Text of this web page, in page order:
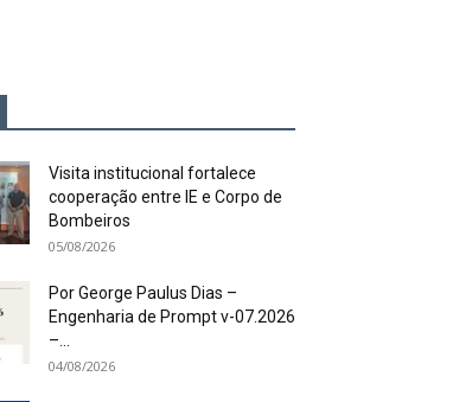
Visita institucional fortalece
cooperação entre IE e Corpo de
Bombeiros
05/08/2026
Por George Paulus Dias –
Engenharia de Prompt v-07.2026
–...
04/08/2026